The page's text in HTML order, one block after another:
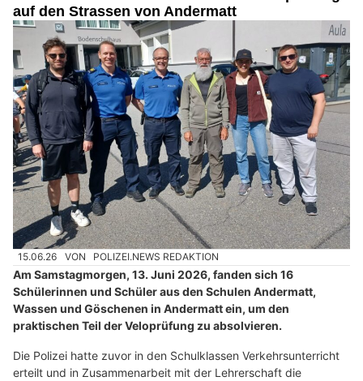
auf den Strassen von Andermatt
15.06.26 VON POLIZEI.NEWS REDAKTION
Am Samstagmorgen, 13. Juni 2026, fanden sich 16
Schülerinnen und Schüler aus den Schulen Andermatt,
Wassen und Göschenen in Andermatt ein, um den
praktischen Teil der Veloprüfung zu absolvieren.
Die Polizei hatte zuvor in den Schulklassen Verkehrsunterricht
erteilt und in Zusammenarbeit mit der Lehrerschaft die